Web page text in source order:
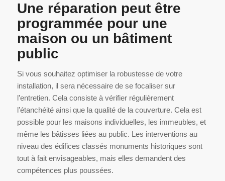
Une réparation peut être
programmée pour une
maison ou un bâtiment
public
Si vous souhaitez optimiser la robustesse de votre
installation, il sera nécessaire de se focaliser sur
l’entretien. Cela consiste à vérifier régulièrement
l’étanchéité ainsi que la qualité de la couverture. Cela est
possible pour les maisons individuelles, les immeubles, et
même les bâtisses liées au public. Les interventions au
niveau des édifices classés monuments historiques sont
tout à fait envisageables, mais elles demandent des
compétences plus poussées.